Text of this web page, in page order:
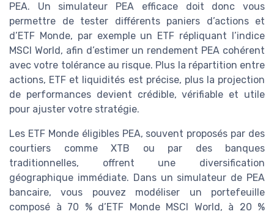
PEA. Un simulateur PEA efficace doit donc vous
permettre de tester différents paniers d’actions et
d’ETF Monde, par exemple un ETF répliquant l’indice
MSCI World, afin d’estimer un rendement PEA cohérent
avec votre tolérance au risque. Plus la répartition entre
actions, ETF et liquidités est précise, plus la projection
de performances devient crédible, vérifiable et utile
pour ajuster votre stratégie.
Les ETF Monde éligibles PEA, souvent proposés par des
courtiers comme XTB ou par des banques
traditionnelles, offrent une diversification
géographique immédiate. Dans un simulateur de PEA
bancaire, vous pouvez modéliser un portefeuille
composé à 70 % d’ETF Monde MSCI World, à 20 %